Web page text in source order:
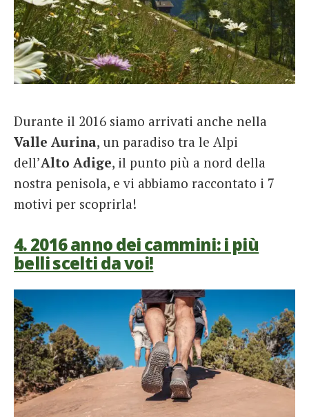
Durante il 2016 siamo arrivati anche nella
Valle Aurina, un paradiso tra le Alpi
dell’Alto Adige, il punto più a nord della
nostra penisola, e vi abbiamo raccontato i 7
motivi per scoprirla!
4. 2016 anno dei cammini: i più
belli scelti da voi!